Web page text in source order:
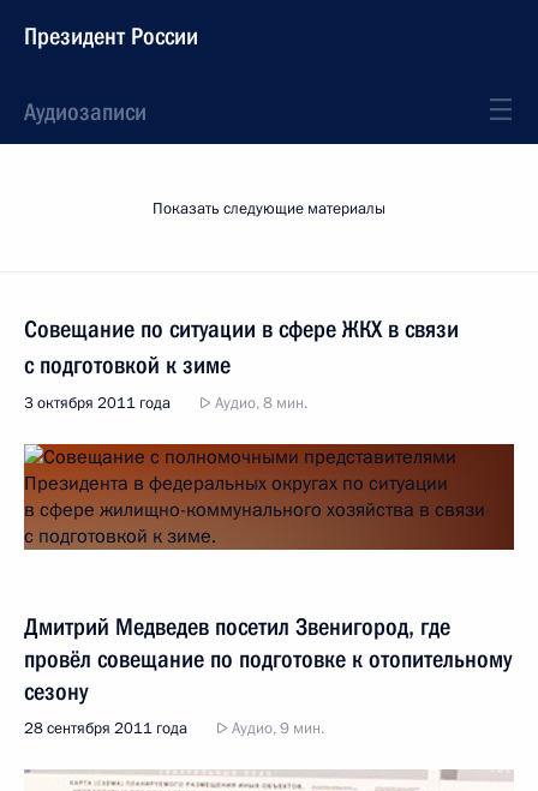
Президент России
Аудиозаписи
Показать следующие материалы
Совещание по ситуации в сфере ЖКХ в связи
с подготовкой к зиме
3 октября 2011 года Аудио, 8 мин.
Дмитрий Медведев посетил Звенигород, где
провёл совещание по подготовке к отопительному
сезону
28 сентября 2011 года Аудио, 9 мин.